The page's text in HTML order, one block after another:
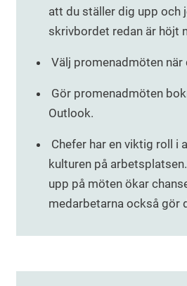
att du ställer dig upp och
skrivbordet redan är höjt
Välj promenadmöten
Gör promenadmöten
Outlook.
Chefer har en viktig roll i
kulturen på
upp på möten ökar
medarbetarna också gör